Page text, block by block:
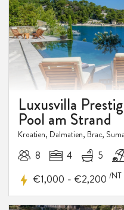
RABATT
Luxusvilla
Pool am Strand
Kroatien, Dalmatien, Brac,
8 4 5
€1,000 - €2,200 /NT